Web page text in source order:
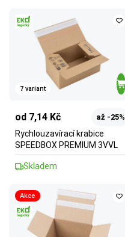
7 variant
od 7,14 Kč až -25%
Rychlouzavírací krabice
SPEEDBOX PREMIUM 3VVL
Skladem
Akce